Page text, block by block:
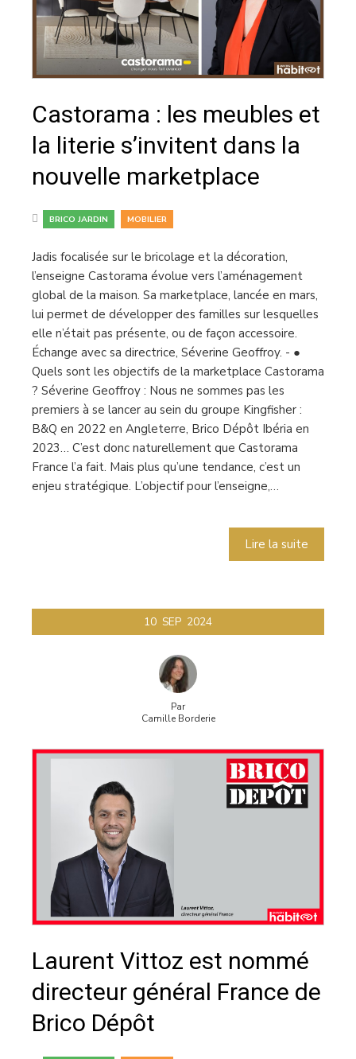
Castorama : les meubles et
la literie s’invitent dans la
nouvelle marketplace
BRICO JARDIN MOBILIER
Jadis focalisée sur le bricolage et la décoration,
l’enseigne Castorama évolue vers l’aménagement
global de la maison. Sa marketplace, lancée en mars,
lui permet de développer des familles sur lesquelles
elle n’était pas présente, ou de façon accessoire.
Échange avec sa directrice, Séverine Geoffroy. - ●
Quels sont les objectifs de la marketplace Castorama
? Séverine Geoffroy : Nous ne sommes pas les
premiers à se lancer au sein du groupe Kingfisher :
B&Q en 2022 en Angleterre, Brico Dépôt Ibéria en
2023… C’est donc naturellement que Castorama
France l’a fait. Mais plus qu’une tendance, c’est un
enjeu stratégique. L’objectif pour l’enseigne,…
Lire la suite
10 SEP 2024
Par
Camille Borderie
Laurent Vittoz est nommé
directeur général France de
Brico Dépôt